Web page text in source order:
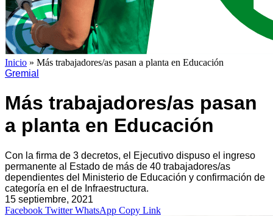
Inicio » Más trabajadores/as pasan a planta en Educación
Gremial
Más trabajadores/as pasan
a planta en Educación
Con la firma de 3 decretos, el Ejecutivo dispuso el ingreso
permanente al Estado de más de 40 trabajadores/as
dependientes del Ministerio de Educación y confirmación de
categoría en el de Infraestructura.
15 septiembre, 2021
Facebook Twitter WhatsApp Copy Link